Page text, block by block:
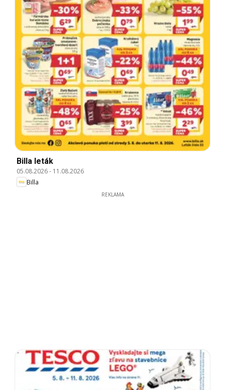
Billa leták
05.08.2026- 11.08.2026
Billa
REKLAMA